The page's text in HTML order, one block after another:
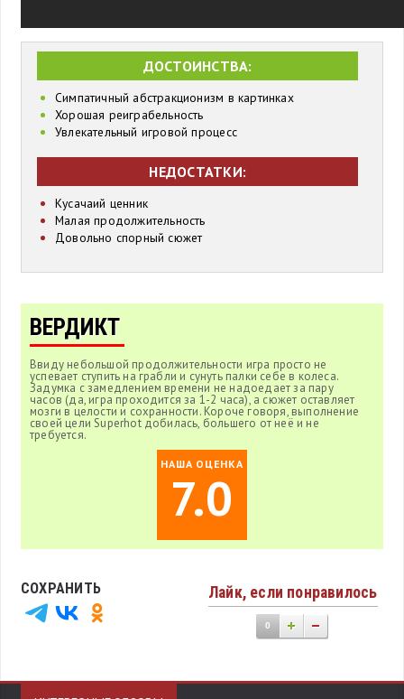
ДОСТОИНСТВА:
Симпатичный абстракционизм в картинках
Хорошая реиграбельность
Увлекательный игровой процесс
НЕДОСТАТКИ:
Кусачаий ценник
Малая продолжительность
Довольно спорный сюжет
ВЕРДИКТ
Ввиду небольшой продолжительности игра просто не
успевает ступить на грабли и сунуть палки себе в колеса.
Задумка с замедлением времени не надоедает за пару
часов (да, игра проходится за 1-2 часа), а сюжет оставляет
мозги в целости и сохранности. Короче говоря, выполнение
своей цели Superhot добилась, большего от неё и не
требуется.
НАША ОЦЕНКА
7.0
Лайк, если понравилось
0
СОХРАНИТЬ